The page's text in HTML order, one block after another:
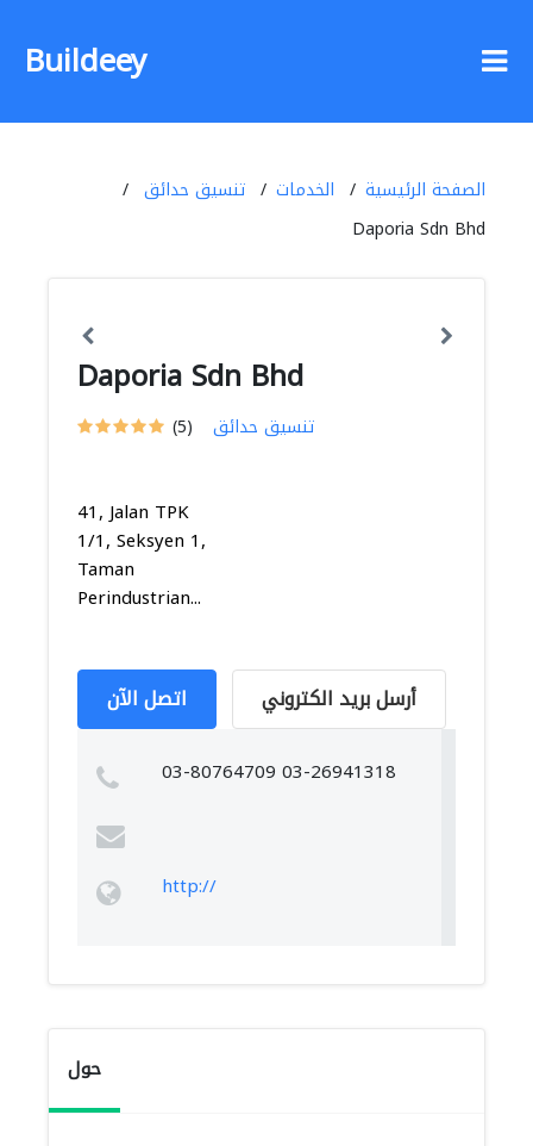
Buildeey
الصفحة الرئيسية الخدمات
تنسيق حدائق
Daporia Sdn Bhd
Daporia Sdn Bhd
(5) تنسيق حدائق
41, Jalan TPK
1/1, Seksyen 1,
Taman
Perindustrian...
اتصل الآن أرسل بريد الكتروني
03-80764709 03-26941318
http://
حول